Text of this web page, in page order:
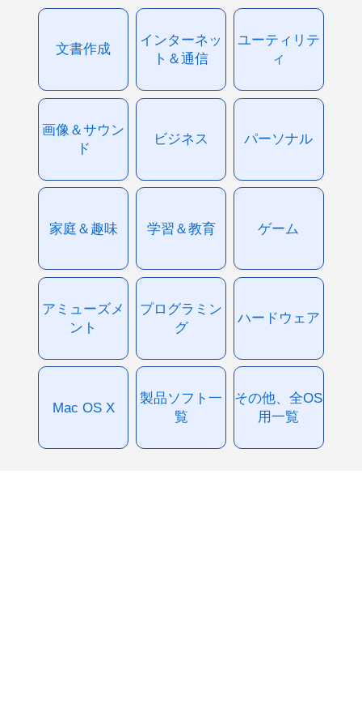
文書作成
インターネッ
ト＆通信
ユーティリテ
ィ
画像＆サウン
ド
ビジネス パーソナル
家庭＆趣味 学習＆教育 ゲーム
アミューズメ
ント
プログラミン
グ
ハードウェア
Mac OS X
製品ソフト一
覧
その他、全OS
用一覧